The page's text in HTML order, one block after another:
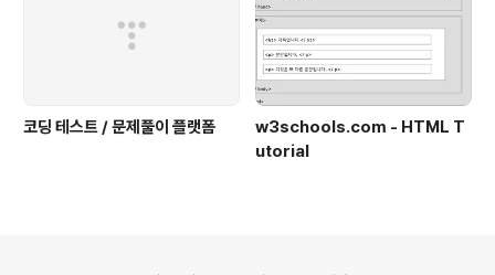
코딩 테스트 / 문제풀이 플랫폼
w3schools.com - HTML T
utorial